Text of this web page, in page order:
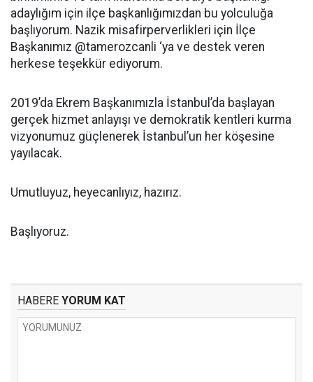
adaylığım için ilçe başkanlığımızdan bu yolculuğa
başlıyorum. Nazik misafirperverlikleri için İlçe
Başkanımız @tamerozcanli ‘ya ve destek veren
herkese teşekkür ediyorum.
2019’da Ekrem Başkanımızla İstanbul’da başlayan
gerçek hizmet anlayışı ve demokratik kentleri kurma
vizyonumuz güçlenerek İstanbul’un her köşesine
yayılacak.
Umutluyuz, heyecanlıyız, hazırız.
Başlıyoruz.
HABERE YORUM KAT